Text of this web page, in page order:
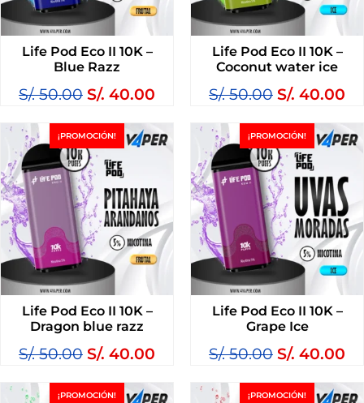
Life Pod Eco II 10K –
Blue Razz
S/.50.00 S/. 40.00
Life Pod Eco II 10K –
Coconut water ice
S/.50.00 S/. 40.00
¡PROMOCIÓN!
Life Pod Eco II 10K –
Dragon blue razz
S/.50.00 S/. 40.00
¡PROMOCIÓN!
Life Pod Eco II 10K –
Grape Ice
S/.50.00 S/. 40.00
¡PROMOCIÓN! ¡PROMOCIÓN!